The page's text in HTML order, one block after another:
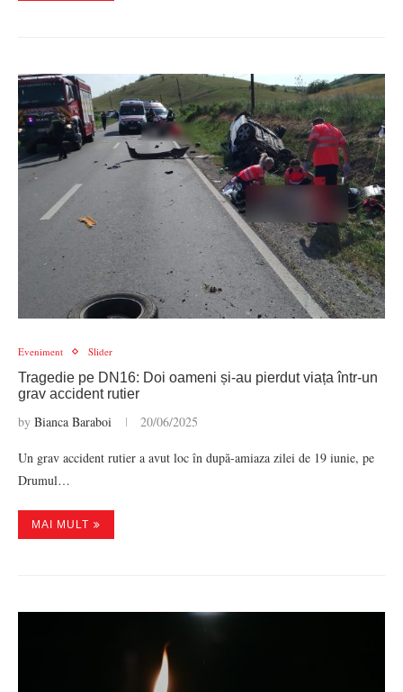
Eveniment Slider
Tragedie pe DN16: Doi oameni și-au pierdut viața într-un
grav accident rutier
by Bianca Baraboi 20/06/2025
Un grav accident rutier a avut loc în după-amiaza zilei de 19 iunie, pe
Drumul…
MAI MULT